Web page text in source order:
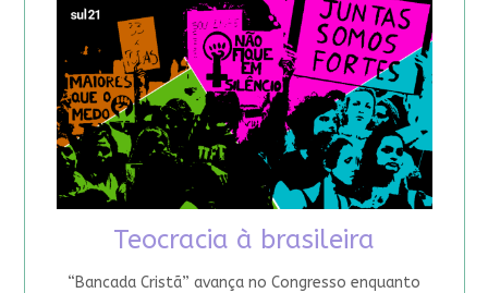
Teocracia à brasileira
“Bancada Cristã” avança no Congresso enquanto